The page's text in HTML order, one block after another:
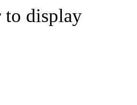
to display